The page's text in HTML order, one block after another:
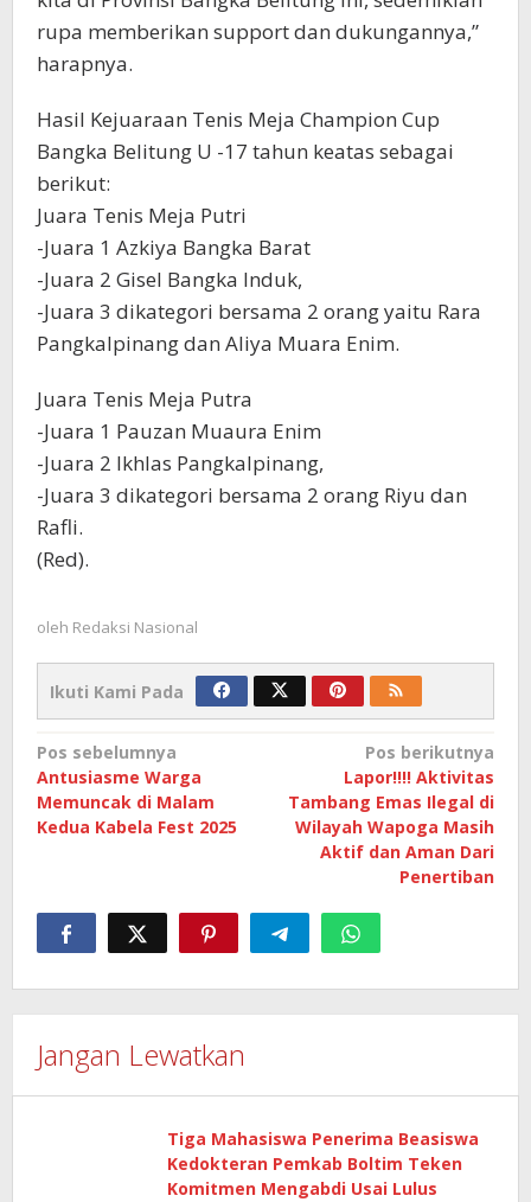
rupa memberikan support dan dukungannya,”
harapnya.
Hasil Kejuaraan Tenis Meja Champion Cup
Bangka Belitung U -17 tahun keatas sebagai
berikut:
Juara Tenis Meja Putri
-Juara 1 Azkiya Bangka Barat
-Juara 2 Gisel Bangka Induk,
-Juara 3 dikategori bersama 2 orang yaitu Rara
Pangkalpinang dan Aliya Muara Enim.
Juara Tenis Meja Putra
-Juara 1 Pauzan Muaura Enim
-Juara 2 Ikhlas Pangkalpinang,
-Juara 3 dikategori bersama 2 orang Riyu dan
Rafli.
(Red).
oleh Redaksi Nasional
Ikuti Kami Pada
Navigasi
pos
Pos sebelumnya
Antusiasme Warga
Memuncak di Malam
Kedua Kabela Fest 2025
Pos berikutnya
Lapor!!!! Aktivitas
Tambang Emas Ilegal di
Wilayah Wapoga Masih
Aktif dan Aman Dari
Penertiban
Jangan Lewatkan
Tiga Mahasiswa Penerima Beasiswa
Kedokteran Pemkab Boltim Teken
Komitmen Mengabdi Usai Lulus